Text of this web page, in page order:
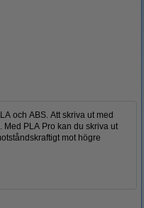
och ABS. Att skriva ut med
Med PLA Pro kan du skriva ut
mot högre